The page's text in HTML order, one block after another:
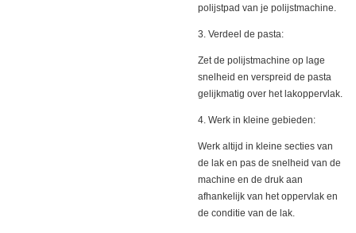
polijstpad van je polijstmachine.
3. Verdeel de pasta:
Zet de polijstmachine op lage
snelheid en verspreid de pasta
gelijkmatig over het lakoppervlak.
4. Werk in kleine gebieden:
Werk altijd in kleine secties van
de lak en pas de snelheid van de
machine en de druk aan
afhankelijk van het oppervlak en
de conditie van de lak.